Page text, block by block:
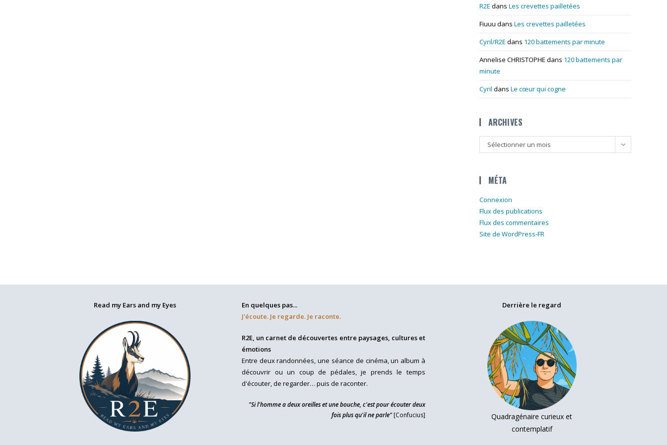
R2E dans Les crevettes pailletées
Fiuuu dans Les crevettes pailletées
Cyril/R2E dans 120 battements par minute
Annelise CHRISTOPHE dans 120 battements par
minute
Cyril dans Le cœur qui cogne
ARCHIVES
Archives
Sélectionner un mois
MÉTA
Connexion
Flux des publications
Flux des commentaires
Site de WordPress-FR
Read my Ears and my Eyes
En quelques pas...
J'écoute. Je regarde. Je raconte.
R2E, un carnet de découvertes entre paysages, cultures et
émotions
Entre deux randonnées, une séance de cinéma, un album à
découvrir ou un coup de pédales, je prends le temps
d'écouter, de regarder… puis de raconter.
"Si l'homme a deux oreilles et une bouche, c'est pour écouter deux
fois plus qu'il ne parle"[Confucius]
Derrière le regard
Quadragénaire curieux et
contemplatif